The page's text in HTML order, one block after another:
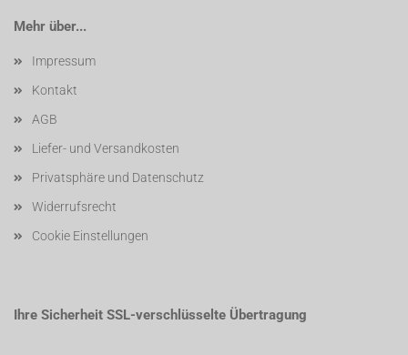
Mehr über...
Impressum
Kontakt
AGB
Liefer- und Versandkosten
Privatsphäre und Datenschutz
Widerrufsrecht
Cookie Einstellungen
Ihre Sicherheit SSL-verschlüsselte Übertragung